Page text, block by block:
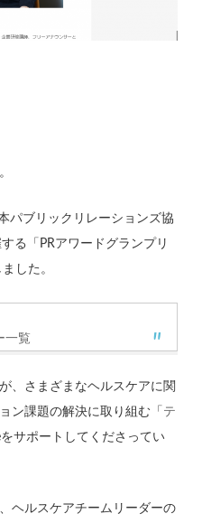
パブリックリレーションズ協
る「PRアワードグランプリ
した。
一覧
、さまざまなヘルスケアに関
ン課題の解決に取り組む「 テ
をサポートしてくださってい
ヘルスケアチームリーダーの